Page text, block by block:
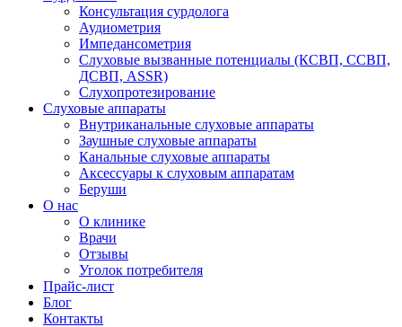
Консультация сурдолога
Аудиометрия
Импедансометрия
Слуховые вызванные потенциалы (КСВП, ССВП,
ДСВП, ASSR)
Слухопротезирование
Слуховые аппараты
Внутриканальные слуховые аппараты
Заушные слуховые аппараты
Канальные слуховые аппараты
Аксессуары к слуховым аппаратам
Беруши
О нас
О клинике
Врачи
Отзывы
Уголок потребителя
Прайс-лист
Блог
Контакты